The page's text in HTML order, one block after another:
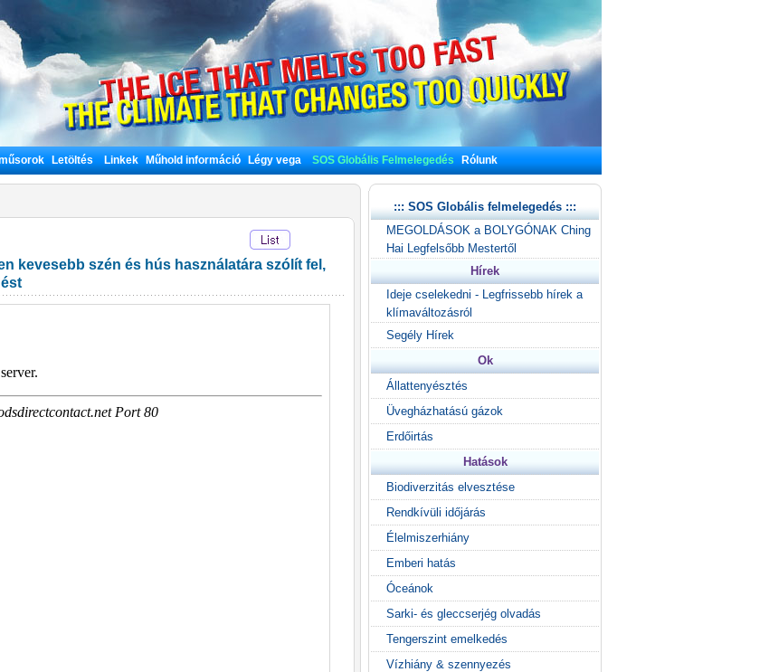
Letöltés Linkek Műhold információ Légy vega SOS Globális Felmelegedés Rólunk
kevesebb szén és hús használatára szólít fel,
::: SOS Globális felmelegedés :::
MEGOLDÁSOK a BOLYGÓNAK Ching
Hai Legfelsőbb Mestertől
Hírek
Ideje cselekedni - Legfrissebb hírek a
klímaváltozásról
Segély Hírek
Ok
Állattenyésztés
Üvegházhatású gázok
Erdőirtás
Hatások
Biodiverzitás elvesztése
Rendkívüli időjárás
Élelmiszerhiány
Emberi hatás
Óceánok
Sarki- és gleccserjég olvadás
Tengerszint emelkedés
Vízhiány & szennyezés